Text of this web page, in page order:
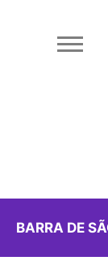
BARRA DE